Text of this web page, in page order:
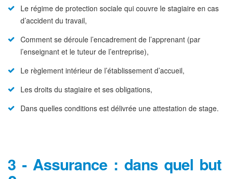
Le régime de protection sociale qui couvre le stagiaire en cas
d’accident du travail,
Comment se déroule l’encadrement de l’apprenant (par
l’enseignant et le tuteur de l’entreprise),
Le règlement intérieur de l’établissement d’accueil,
Les droits du stagiaire et ses obligations,
Dans quelles conditions est délivrée une attestation de stage.
3 - Assurance : dans quel but